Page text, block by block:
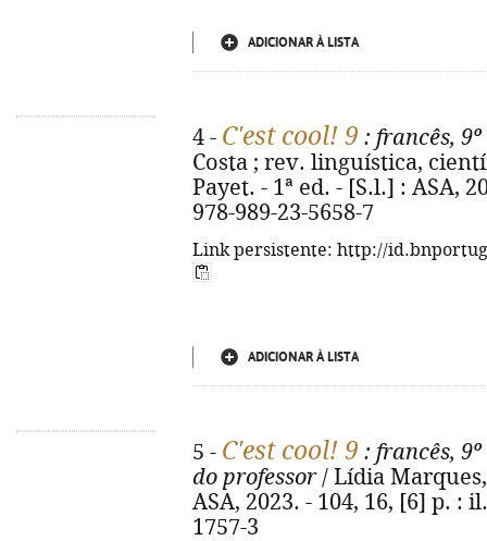
ADICIONAR À LISTA
4 - C'est cool! 9 : francês,
Costa ; rev. linguística,
Payet. - 1ª ed. - [S.l.] : ASA,
978-989-23-5658-7
Link persistente: http://
ADICIONAR À LISTA
5 - C'est cool! 9 : francês,
do professor/ Lídia Marques,
ASA, 2023. - 104, 16, [6] p. :
1757-3